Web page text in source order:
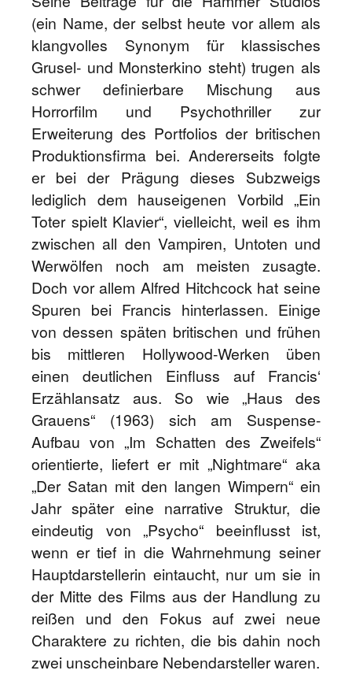
(ein Name, der selbst heute vor allem als
klangvolles Synonym für klassisches
Grusel- und Monsterkino steht) trugen als
schwer definierbare Mischung aus
Horrorfilm und Psychothriller zur
Erweiterung des Portfolios der britischen
Produktionsfirma bei. Andererseits folgte
er bei der Prägung dieses Subzweigs
lediglich dem hauseigenen Vorbild „Ein
Toter spielt Klavier“, vielleicht, weil es ihm
zwischen all den Vampiren, Untoten und
Werwölfen noch am meisten zusagte.
Doch vor allem Alfred Hitchcock hat seine
Spuren bei Francis hinterlassen. Einige
von dessen späten britischen und frühen
bis mittleren Hollywood-Werken üben
einen deutlichen Einfluss auf Francis‘
Erzählansatz aus. So wie „Haus des
Grauens“ (1963) sich am Suspense-
Aufbau von „Im Schatten des Zweifels“
orientierte, liefert er mit „Nightmare“ aka
„Der Satan mit den langen Wimpern“ ein
Jahr später eine narrative Struktur, die
eindeutig von „Psycho“ beeinflusst ist,
wenn er tief in die Wahrnehmung seiner
Hauptdarstellerin eintaucht, nur um sie in
der Mitte des Films aus der Handlung zu
reißen und den Fokus auf zwei neue
Charaktere zu richten, die bis dahin noch
zwei unscheinbare Nebendarsteller waren.